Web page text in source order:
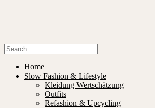
Home
Slow Fashion & Lifestyle
Kleidung Wertschätzung
Outfits
Refashion & Upcycling